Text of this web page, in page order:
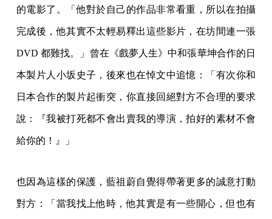
的電影了。「他對於自己的作品非常看重，所以在拍攝
完成後，他其實不太輕易釋出這些影片，在坊間連一張
DVD 都難找。」曾在《戲夢人生》中和張華坤合作的日
本製片人小坂史子，後來也在悼文中追憶：「有次你和
日本合作的製片起衝突，你直接回絕對方不合理的要求
說：『我被打死都不會出賣我的導演，拍好的素材不會
給你的！』」
也因為這樣的保護，藍祖蔚自覺得帶著更多的誠意打動
對方：「當我找上他時，他其實是有一些開心，但也有